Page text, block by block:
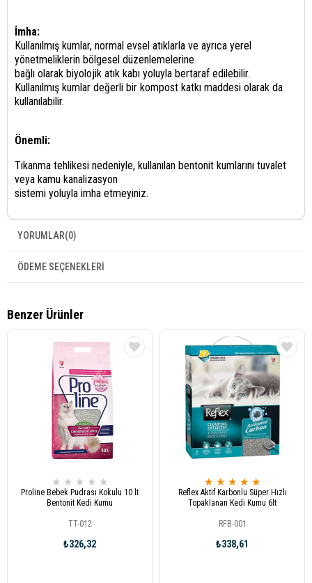
İmha:
Kullanılmış kumlar, normal evsel atıklarla ve ayrıca yerel
yönetmeliklerin bölgesel düzenlemelerine
bağlı olarak biyolojik atık kabı yoluyla bertaraf edilebilir.
Kullanılmış kumlar değerli bir kompost katkı maddesi olarak da
kullanılabilir.
Önemli:
Tıkanma tehlikesi nedeniyle, kullanılan bentonit kumlarını tuvalet
veya kamu kanalizasyon
sistemi yoluyla imha etmeyiniz.
YORUMLAR(0)
ÖDEME SEÇENEKLERI
Benzer Ürünler
★ ★ ★ ★ ★
Proline Bebek Pudrası Kokulu 10 lt
Bentonit Kedi Kumu
TT-012
₺326,32
★ ★ ★ ★ ★
Reflex Aktif Karbonlu Süper Hızlı
Topaklanan Kedi Kumu 6lt
RFB-001
₺338,61